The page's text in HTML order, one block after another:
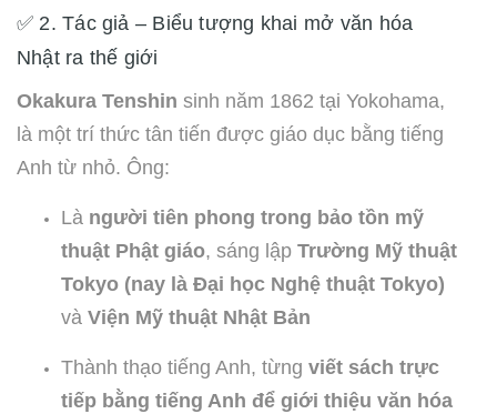
✅ 2. Tác giả – Biểu tượng khai mở văn hóa
Nhật ra thế giới
Okakura Tenshin sinh năm 1862 tại Yokohama,
là một trí thức tân tiến được giáo dục bằng tiếng
Anh từ nhỏ. Ông:
Là người tiên phong trong bảo tồn mỹ
thuật Phật giáo, sáng lập Trường Mỹ thuật
Tokyo (nay là Đại học Nghệ thuật Tokyo)
và Viện Mỹ thuật Nhật Bản
Thành thạo tiếng Anh, từng viết sách trực
tiếp bằng tiếng Anh để giới thiệu văn hóa